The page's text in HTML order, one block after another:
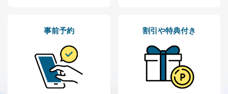
当社が取り扱う開示対象個人情報の利用目的は次のとお
No
個人情報の種類 利用目的
購入商品の配送のため
ｅメール等による商品、サービ
ス、キャンペーン等の広告の案内
事前予約 割引や特典付き